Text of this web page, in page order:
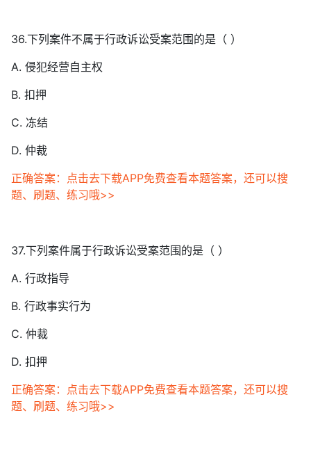
36.下列案件不属于行政诉讼受案范围的是（ ）
A. 侵犯经营自主权
B. 扣押
C. 冻结
D. 仲裁
正确答案：点击去下载APP免费查看本题答案，还可以搜
题、刷题、练习哦>>
37.下列案件属于行政诉讼受案范围的是（ ）
A. 行政指导
B. 行政事实行为
C. 仲裁
D. 扣押
正确答案：点击去下载APP免费查看本题答案，还可以搜
题、刷题、练习哦>>